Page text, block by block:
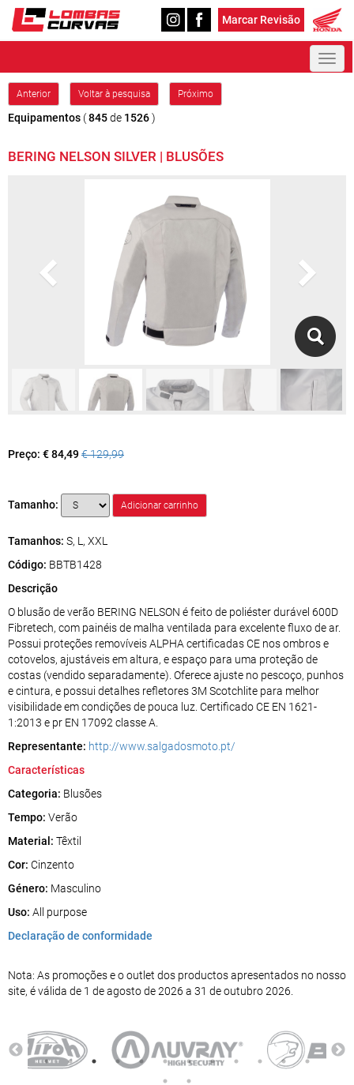
Marcar Revisão
Anterior Voltar à pesquisa Próximo
Equipamentos (845de 1526)
BERING NELSON SILVER | BLUSÕES
Preço: € 84,49€ 129,99
Tamanho:
Tamanhos: S, L, XXL
Código: BBTB1428
Descrição
O blusão de verão BERING NELSON é feito de poliéster durável 600D
Fibretech, com painéis de malha ventilada para excelente fluxo de ar.
Possui proteções removíveis ALPHA certificadas CE nos ombros e
cotovelos, ajustáveis em altura, e espaço para uma proteção de
costas (vendido separadamente). Oferece ajuste no pescoço, punhos
e cintura, e possui detalhes refletores 3M Scotchlite para melhor
visibilidade em condições de pouca luz. Certificado CE EN 1621-
1:2013 e pr EN 17092 classe A.
Representante: http://www.salgadosmoto.pt/
Características
Categoria: Blusões
Tempo: Verão
Material: Têxtil
Cor: Cinzento
Género: Masculino
Uso: All purpose
Declaração de conformidade
Nota: As promoções e o outlet dos productos apresentados no nosso
site, é válida de 1 de agosto de 2026 a 31 de outubro 2026.